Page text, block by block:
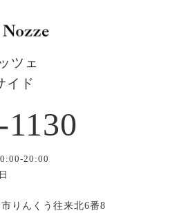
ツェ
イド
20:00
りんくう往来北6番8